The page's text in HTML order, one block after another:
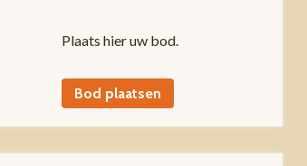
Plaats hier uw bod.
Bod plaatsen